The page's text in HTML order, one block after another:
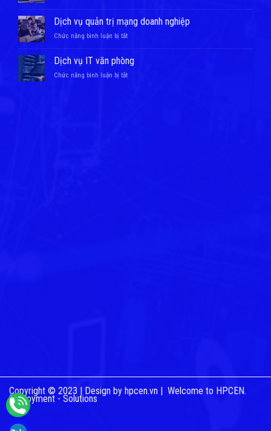
nội
–
thống
nhẹ
trung
tâm
liệu
doanh
nghiệp
Dịch vụ quản trị mạng doanh nghiệp
Chức năng bình luận bị tắtở
quản
trị
Dịch vụ IT văn phòng
Chức năng bình luận bị tắtở
Copyright © 2023 | Design by hpcen.vn | Welcome to HPCEN.
Deployment - Solutions